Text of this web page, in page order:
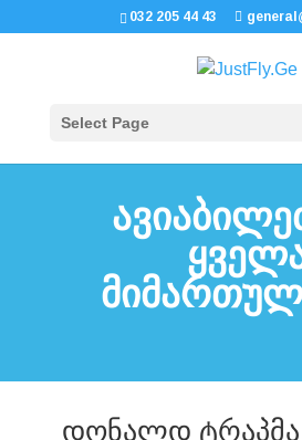
032 205 44 43
Select Page
დონალდ ტრაპმა